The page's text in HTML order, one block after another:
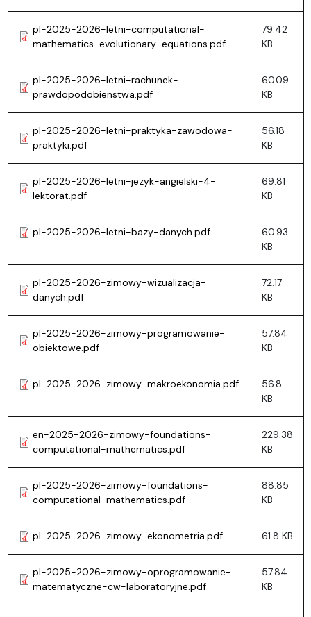
pl-2025-2026-letni-computational-
mathematics-evolutionary-equations.pdf
79.42
KB
pl-2025-2026-letni-rachunek-
prawdopodobienstwa.pdf
60.09
KB
pl-2025-2026-letni-praktyka-zawodowa-
praktyki.pdf
56.18
KB
pl-2025-2026-letni-jezyk-angielski-4-
lektorat.pdf
69.81
KB
pl-2025-2026-letni-bazy-danych.pdf
60.93
KB
pl-2025-2026-zimowy-wizualizacja-
danych.pdf
72.17
KB
pl-2025-2026-zimowy-programowanie-
obiektowe.pdf
57.84
KB
pl-2025-2026-zimowy-makroekonomia.pdf
56.8
KB
en-2025-2026-zimowy-foundations-
computational-mathematics.pdf
229.38
KB
pl-2025-2026-zimowy-foundations-
computational-mathematics.pdf
88.85
KB
pl-2025-2026-zimowy-ekonometria.pdf 61.8 KB
pl-2025-2026-zimowy-oprogramowanie-
matematyczne-cw-laboratoryjne.pdf
57.84
KB